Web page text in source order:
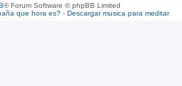
® Forum Software © phpBB Limited
que hora es?- Descargar musica para meditar